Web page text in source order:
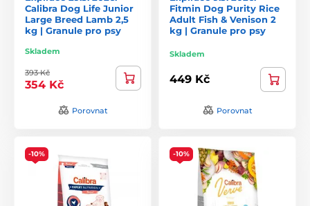
Calibra Dog Life Junior
Large Breed Lamb 2,5
kg | Granule pro psy
Skladem
393 Kč
354 Kč
Porovnat
Fitmin Dog Purity Rice
Adult Fish & Venison 2
kg | Granule pro psy
Skladem
449 Kč
Porovnat
-10% -10%